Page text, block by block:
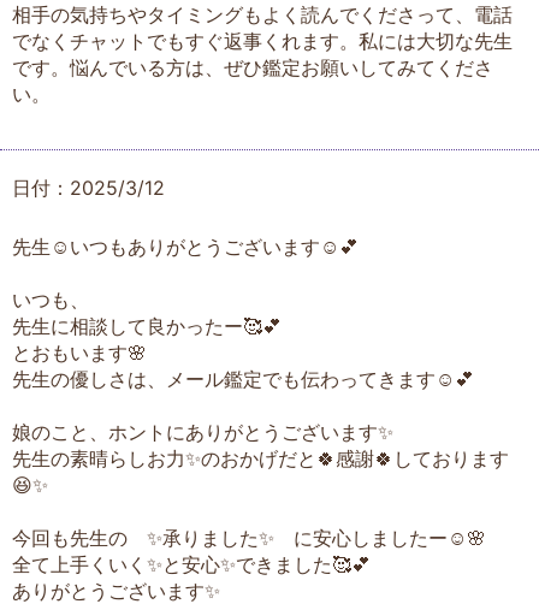
相手の気持ちやタイミングもよく読んでくださって、電話
でなくチャットでもすぐ返事くれます。私には大切な先生
です。悩んでいる方は、ぜひ鑑定お願いしてみてくださ
い。
日付：2025/3/12
先生☺️いつもありがとうございます☺️💕
いつも、
先生に相談して良かったー🥰💕
とおもいます🌸
先生の優しさは、メール鑑定でも伝わってきます☺️💕
娘のこと、ホントにありがとうございます✨️
先生の素晴らしお力✨️のおかげだと🍀感謝🍀しております
😆✨️
今回も先生の ✨️承りました✨️ に安心しましたー☺️🌸
全て上手くいく✨️と安心✨️できました🥰💕
ありがとうございます✨️